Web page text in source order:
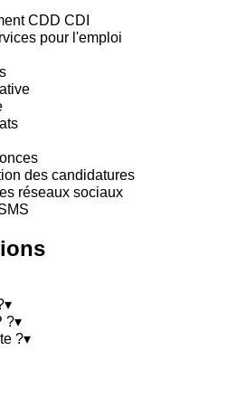
CDD CDI
pour l'emploi
des candidatures
réseaux sociaux
▾
?▾
?▾